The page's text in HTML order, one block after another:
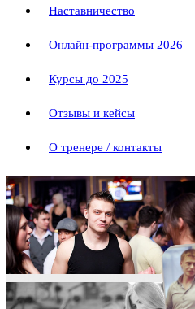
Наставничество
Онлайн-программы 2026
Курсы до 2025
Отзывы и кейсы
О тренере / контакты